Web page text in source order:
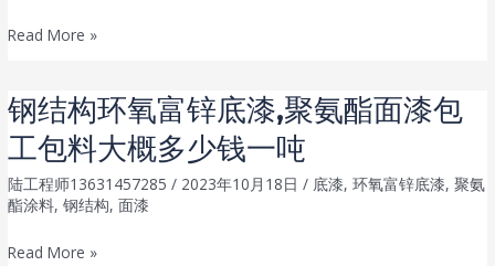
佐
氧
富
底
9
Read More »
钢结构环氧富锌底漆,聚氨酯面漆包
工包料大概多少钱一吨
陆工程师13631457285/ 2023年10月18日/ 底漆,环氧富锌底漆,聚氨
酯涂料,钢结构,面漆
钢
Read More »